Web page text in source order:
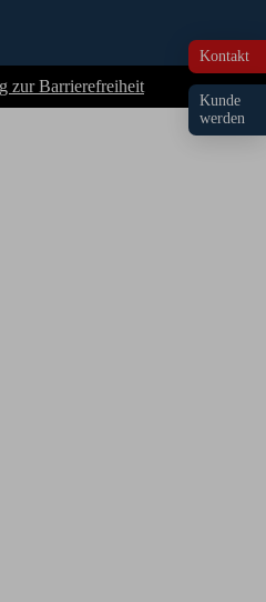
Kontakt
Kunde
werden
zur Barrierefreiheit